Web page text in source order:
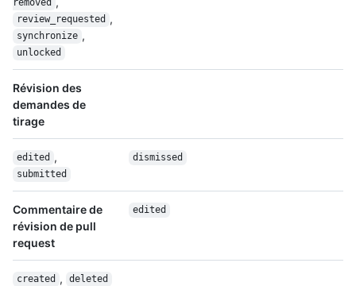
removed
review_requested ,
synchronize ,
unlocked
Révision des
demandes de
tirage
edited ,
submitted
dismissed
Commentaire de
révision de pull
request
edited
created , deleted